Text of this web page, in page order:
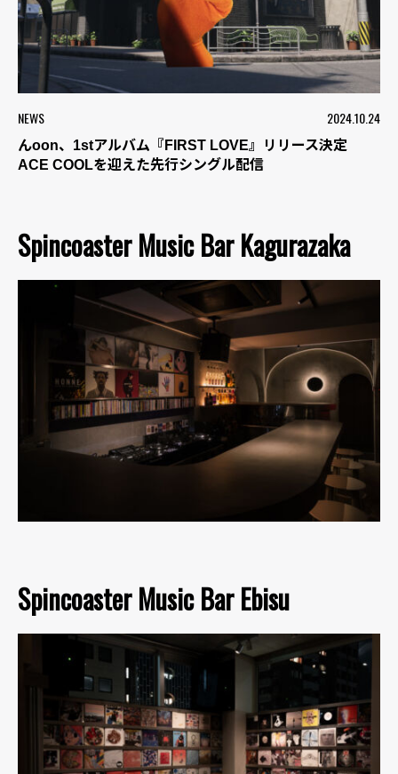
NEWS 2024.10.24
んoon、1stアルバム『FIRST LOVE』リリース決定
ACE COOLを迎えた先行シングル配信
Spincoaster Music Bar Kagurazaka
Spincoaster Music Bar Ebisu